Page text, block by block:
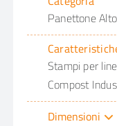
Panettone Alto
Stampi per
Compost
Dimensioni